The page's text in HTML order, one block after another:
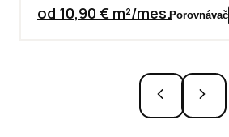
od 10,90 € m²/mes.Porovnávač